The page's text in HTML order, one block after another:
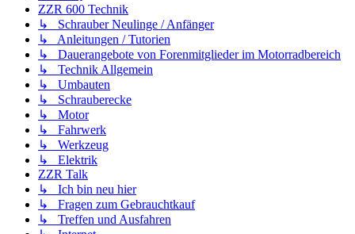
ZZR 600 Technik
↳ Schrauber Neulinge / Anfänger
↳ Anleitungen / Tutorien
↳ Dauerangebote von Forenmitglieder im Motorradbereich
↳ Technik Allgemein
↳ Umbauten
↳ Schrauberecke
↳ Motor
↳ Fahrwerk
↳ Werkzeug
↳ Elektrik
ZZR Talk
↳ Ich bin neu hier
↳ Fragen zum Gebrauchtkauf
↳ Treffen und Ausfahren